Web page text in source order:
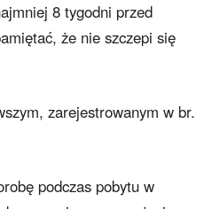
8 tygodni przed
że nie szczepi się
zarejestrowanym w br.
podczas pobytu w